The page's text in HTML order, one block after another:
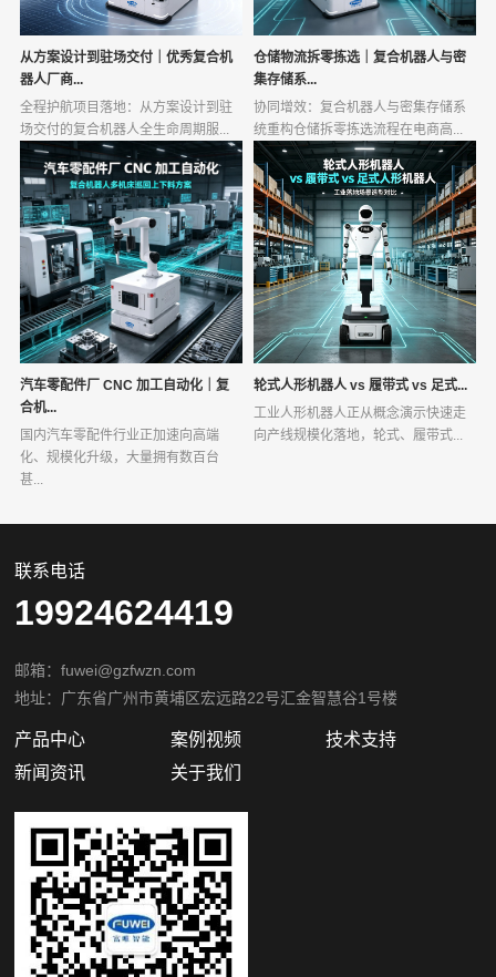
从方案设计到驻场交付｜优秀复合机
器人厂商...
全程护航项目落地：从方案设计到驻
场交付的复合机器人全生命周期服...
仓储物流拆零拣选｜复合机器人与密
集存储系...
协同增效：复合机器人与密集存储系
统重构仓储拆零拣选流程在电商高...
汽车零配件厂 CNC 加工自动化｜复
合机...
国内汽车零配件行业正加速向高端
化、规模化升级，大量拥有数百台
甚...
轮式人形机器人 vs 履带式 vs 足式...
工业人形机器人正从概念演示快速走
向产线规模化落地，轮式、履带式...
联系电话
19924624419
邮箱：fuwei@gzfwzn.com
地址：广东省广州市黄埔区宏远路22号汇金智慧谷1号楼
产品中心 案例视频
技术支持
新闻资讯
关于我们